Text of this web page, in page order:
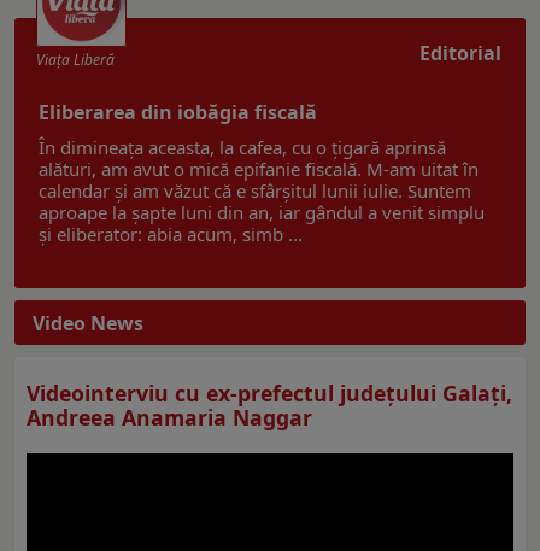
Editorial
Viaţa Liberă
Eliberarea din iobăgia fiscală
În dimineața aceasta, la cafea, cu o țigară aprinsă
alături, am avut o mică epifanie fiscală. M-am uitat în
calendar și am văzut că e sfârșitul lunii iulie. Suntem
aproape la șapte luni din an, iar gândul a venit simplu
și eliberator: abia acum, simb ...
Video News
Videointerviu cu ex-prefectul judeţului Galaţi,
Andreea Anamaria Naggar